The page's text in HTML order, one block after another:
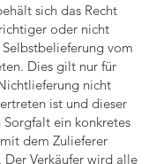
sich das Recht
oder nicht
vom
Dies gilt nur für
nicht
ist und dieser
ein konkretes
dem Zulieferer
Der Verkäufer wird alle